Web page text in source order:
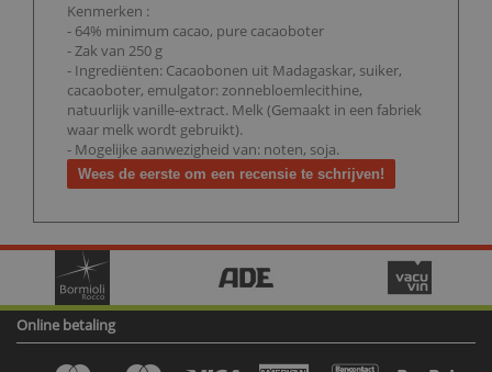
Kenmerken :
- 64% minimum cacao, pure cacaoboter
- Zak van 250 g
- Ingrediënten: Cacaobonen uit Madagaskar, suiker,
cacaoboter, emulgator: zonnebloemlecithine,
natuurlijk vanille-extract. Melk (Gemaakt in een fabriek
waar melk wordt gebruikt).
- Mogelijke aanwezigheid van: noten, soja.
Wees de eerste om een recensie te schrijven!
Online betaling